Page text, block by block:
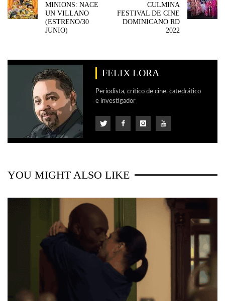
MINIONS: NACE
UN VILLANO
(ESTRENO/30
JUNIO)
CULMINA
FESTIVAL DE CINE
DOMINICANO RD
2022
FELIX LORA
Periodista, crítico de cine, catedrático
e investigador
YOU MIGHT ALSO LIKE